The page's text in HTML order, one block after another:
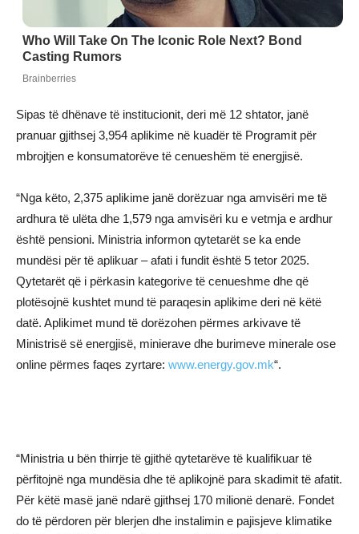
Sipas të dhënave të institucionit, deri më 12 shtator, janë
pranuar gjithsej 3,954 aplikime në kuadër të Programit për
mbrojtjen e konsumatorëve të cenueshëm të energjisë.
“Nga këto, 2,375 aplikime janë dorëzuar nga amvisëri me të
ardhura të ulëta dhe 1,579 nga amvisëri ku e vetmja e ardhur
është pensioni. Ministria informon qytetarët se ka ende
mundësi për të aplikuar – afati i fundit është 5 tetor 2025.
Qytetarët që i përkasin kategorive të cenueshme dhe që
plotësojnë kushtet mund të paraqesin aplikime deri në këtë
datë. Aplikimet mund të dorëzohen përmes arkivave të
Ministrisë së energjisë, minierave dhe burimeve minerale ose
online përmes faqes zyrtare: www.energy.gov.mk“.
“Ministria u bën thirrje të gjithë qytetarëve të kualifikuar të
përfitojnë nga mundësia dhe të aplikojnë para skadimit të afatit.
Për këtë masë janë ndarë gjithsej 170 milionë denarë. Fondet
do të përdoren për blerjen dhe instalimin e pajisjeve klimatike